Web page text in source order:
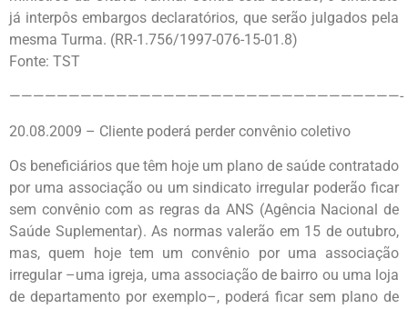
já interpôs embargos declaratórios, que serão julgados pela
mesma Turma. (RR-1.756/1997-076-15-01.8)
Fonte: TST
—————————————————————————————————-
20.08.2009 – Cliente poderá perder convênio coletivo
Os beneficiários que têm hoje um plano de saúde contratado
por uma associação ou um sindicato irregular poderão ficar
sem convênio com as regras da ANS (Agência Nacional de
Saúde Suplementar). As normas valerão em 15 de outubro,
mas, quem hoje tem um convênio por uma associação
irregular –uma igreja, uma associação de bairro ou uma loja
de departamento por exemplo–, poderá ficar sem plano de